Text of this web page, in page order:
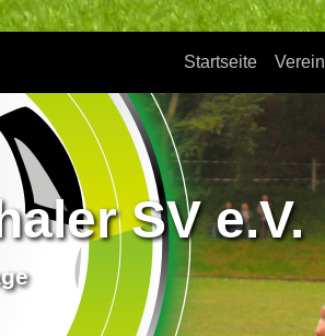
Startseite Verein
SV e.V.